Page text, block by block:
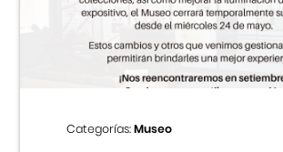
Centro Cultural Peruano
Museo de la Inmigración
Categorías:Museo